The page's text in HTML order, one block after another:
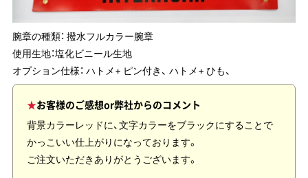
腕章の種類： 撥水フルカラー腕章
使用生地：塩化ビニール生地
オプション仕様： ハトメ+ ピン付き、 ハトメ+ ひも、
お客様のご感想or弊社からのコメント
背景カラーレッドに、文字カラーをブラックにすることで
かっこいい仕上がりになっております。
ご注文いただきありがとうございます。